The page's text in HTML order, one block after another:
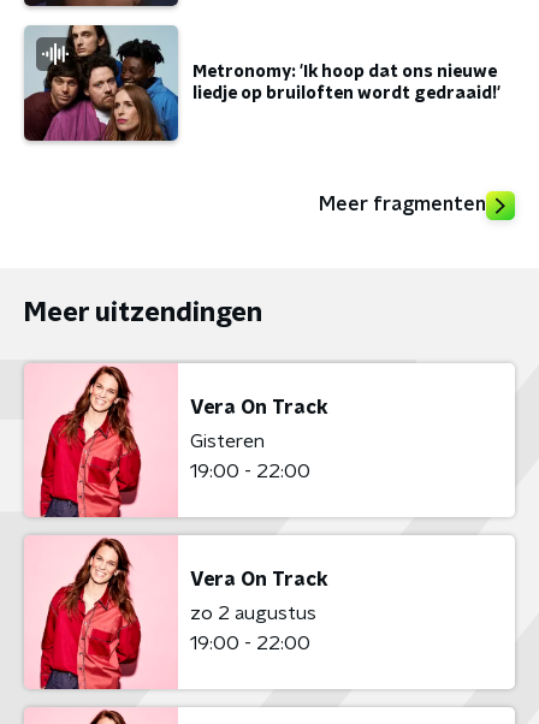
Metronomy: 'Ik hoop dat ons nieuwe
liedje op bruiloften wordt gedraaid!'
Meer fragmenten
Meer uitzendingen
Vera On Track
Gisteren
19:00 - 22:00
Vera On Track
zo 2 augustus
19:00 - 22:00